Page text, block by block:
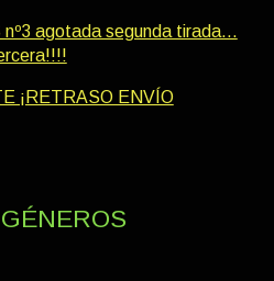
nº3 agotada segunda tirada…
¡RETRASO ENVÍO